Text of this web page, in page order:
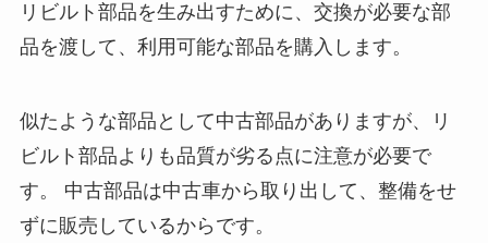
リビルト部品を生み出すために、交換が必要な部
品を渡して、利用可能な部品を購入します。
似たような部品として中古部品がありますが、リ
ビルト部品よりも品質が劣る点に注意が必要で
す。 中古部品は中古車から取り出して、整備をせ
ずに販売しているからです。